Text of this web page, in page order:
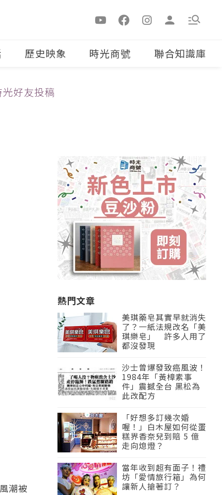
歷史映象 時光商號 聯合知識庫
光好友投稿
潮被
熱門文章
美琪藥皂其實早就消失
了？一紙法規改名「美
琪樂皂」 許多人用了
都沒發現
沙士曾爆發致癌風波！
1984年「黃樟素事
件」震撼全台 黑松為
此改配方
「好想多訂幾次婚
喔！」白木屋如何從蛋
糕界香奈兒到賠 5 億
走向熄燈？
當年收到超有面子！禮
坊「愛情旅行箱」為何
讓新人搶著訂？